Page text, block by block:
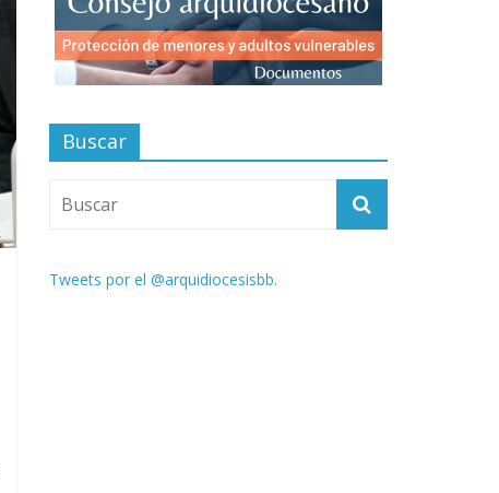
Buscar
Tweets por el @arquidiocesisbb.